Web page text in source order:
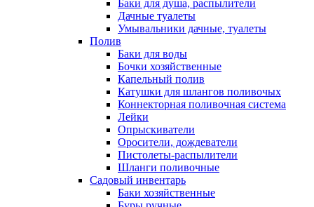
Баки для душа, распылители
Дачные туалеты
Умывальники дачные, туалеты
Полив
Баки для воды
Бочки хозяйственные
Капельный полив
Катушки для шлангов поливочых
Коннекторная поливочная система
Лейки
Опрыскиватели
Оросители, дождеватели
Пистолеты-распылители
Шланги поливочные
Садовый инвентарь
Баки хозяйственные